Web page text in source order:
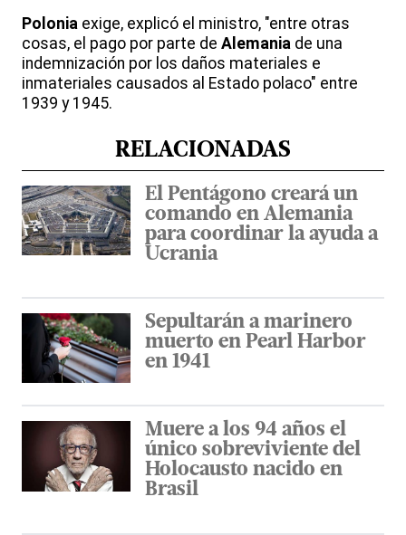
Polonia exige, explicó el ministro, "entre otras
cosas, el pago por parte de Alemania de una
indemnización por los daños materiales e
inmateriales causados al Estado polaco" entre
1939 y 1945.
RELACIONADAS
El Pentágono creará un
comando en Alemania
para coordinar la ayuda a
Ucrania
Sepultarán a marinero
muerto en Pearl Harbor
en 1941
Muere a los 94 años el
único sobreviviente del
Holocausto nacido en
Brasil